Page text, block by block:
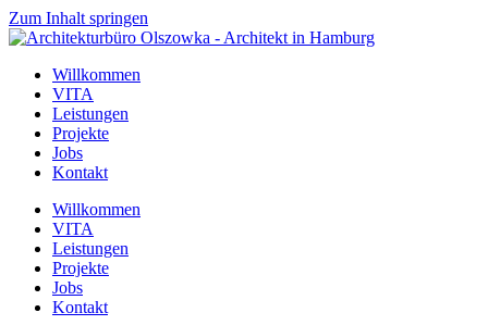
Zum Inhalt springen
Willkommen
VITA
Leistungen
Projekte
Jobs
Kontakt
Willkommen
VITA
Leistungen
Projekte
Jobs
Kontakt